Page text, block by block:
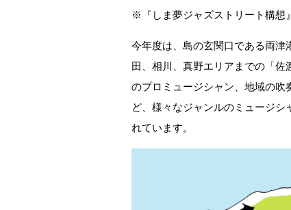
※『しま夢ジャズストリート構想
今年度は、島の玄関口である両津
田、相川、真野エリアまでの「
のプロミュージシャン、地域の吹
ど、様々なジャンルのミュージ
れています。